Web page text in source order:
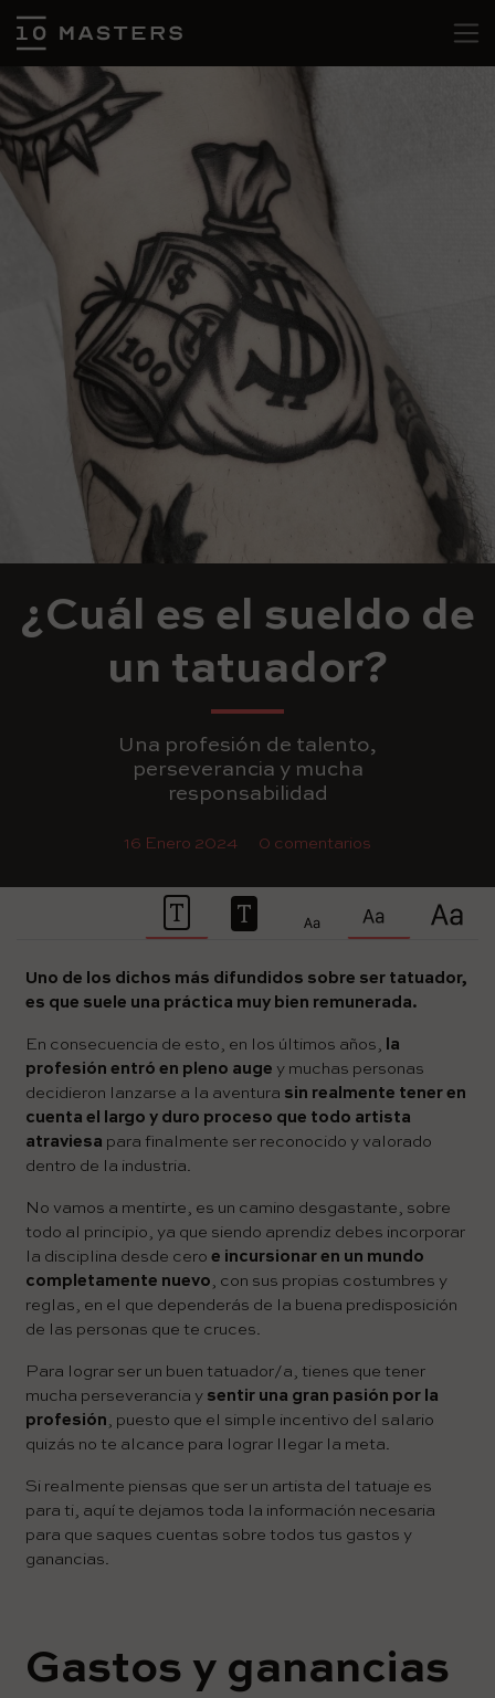
¿Cuál es el sueldo de
un tatuador?
Una profesión de talento,
perseverancia y mucha
responsabilidad
16 Enero 2024 0 comentarios
Uno de los dichos más difundidos sobre ser tatuador,
es que suele una práctica muy bien remunerada.
En consecuencia de esto, en los últimos años, la
profesión entró en pleno auge y muchas personas
decidieron lanzarse a la aventura sin realmente tener en
cuenta el largo y duro proceso que todo artista
atraviesa para finalmente ser reconocido y valorado
dentro de la industria.
No vamos a mentirte, es un camino desgastante, sobre
todo al principio, ya que siendo aprendiz debes incorporar
la disciplina desde cero e incursionar en un mundo
completamente nuevo , con sus propias costumbres y
reglas, en el que dependerás de la buena predisposición
de las personas que te cruces.
Para lograr ser un buen tatuador/a, tienes que tener
mucha perseverancia y sentir una gran pasión por la
profesión , puesto que el simple incentivo del salario
quizás no te alcance para lograr llegar la meta.
Si realmente piensas que ser un artista del tatuaje es
para ti, aquí te dejamos toda la información necesaria
para que saques cuentas sobre todos tus gastos y
ganancias.
Gastos y ganancias